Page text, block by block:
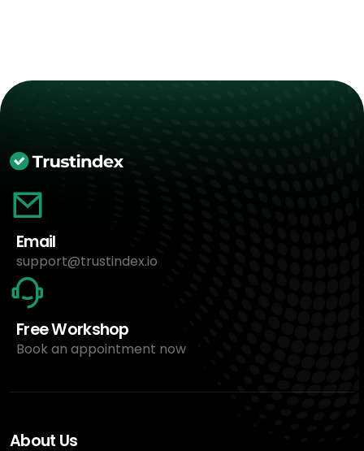
Email
support@trustindex.io
Free Workshop
Book an appointment now
About Us